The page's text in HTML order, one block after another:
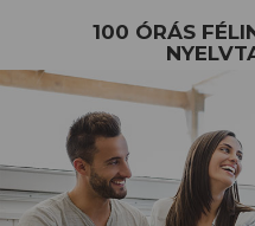
100 ÓRÁS